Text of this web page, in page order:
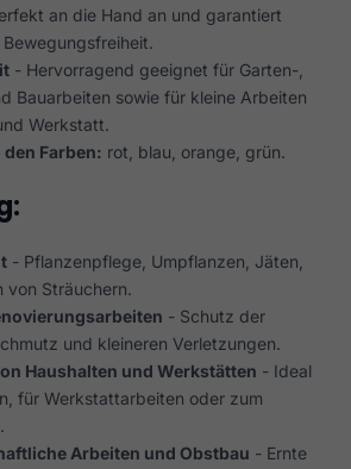
an die Hand an und garantiert
- Hervorragend geeignet für Garten-,
Bauarbeiten sowie für kleine Arbeiten
Werkstatt.
Farben: rot, blau, orange, grün.
- Pflanzenpflege, Umpflanzen, Jäten,
von Sträuchern.
- Schutz der
und kleineren Verletzungen.
Haushalten und Werkstätten - Ideal
für Werkstattarbeiten oder zum
Arbeiten und Obstbau - Ernte